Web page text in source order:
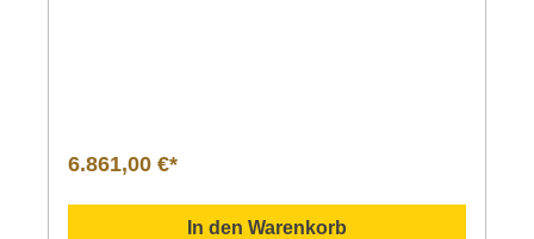
6.861,00 €*
In den Warenkorb